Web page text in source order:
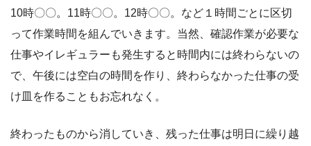
10時〇〇。11時〇〇。12時〇〇。など１時間ごとに区切
って作業時間を組んでいきます。当然、確認作業が必要な
仕事やイレギュラーも発生すると時間内には終わらないの
で、午後には空白の時間を作り、終わらなかった仕事の受
け皿を作ることもお忘れなく。
終わったものから消していき、残った仕事は明日に繰り越